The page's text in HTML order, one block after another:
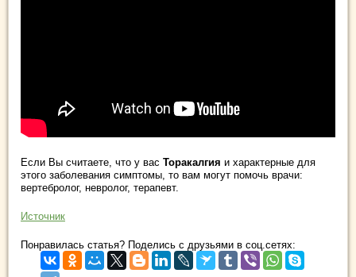
Если Вы считаете, что у вас Торакалгия и характерные для
этого заболевания симптомы, то вам могут помочь врачи:
вертебролог, невролог, терапевт.
Источник
Понравилась статья? Поделись с друзьями в соц.сетях: